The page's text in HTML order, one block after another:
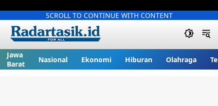
SCROLL TO CONTINUE WITH CONTENT
Jawa
Barat
Nasional Ekonomi Hiburan Olahraga